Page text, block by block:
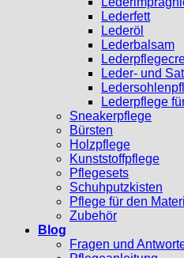
Lederfett
Lederöl
Lederbalsam
Leder- und
Lederpflege
Sneakerpflege
Bürsten
Holzpflege
Kunststoffpflege
Pflegesets
Schuhputzkisten
Pflege für den
Zubehör
Blog
Fragen und